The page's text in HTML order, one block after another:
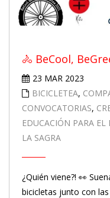
🚴 BeCool,
23 MAR 2023
BICICLETEA,
CONVOCATORIAS,
EDUCACIÓN PARA EL
LA SAGRA
¿Quién viene?! 👀
bicicletas junto con